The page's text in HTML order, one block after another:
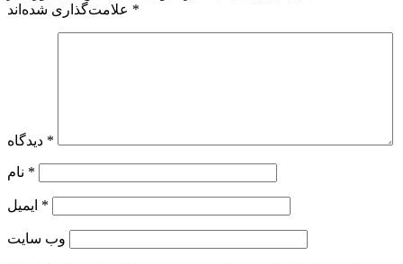
*
*
*
*
وب‌ سایت